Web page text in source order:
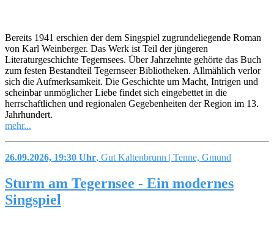
Bereits 1941 erschien der dem Singspiel zugrundeliegende Roman
von Karl Weinberger. Das Werk ist Teil der jüngeren
Literaturgeschichte Tegernsees. Über Jahrzehnte gehörte das Buch
zum festen Bestandteil Tegernseer Bibliotheken. Allmählich verlor
sich die Aufmerksamkeit. Die Geschichte um Macht, Intrigen und
scheinbar unmöglicher Liebe findet sich eingebettet in die
herrschaftlichen und regionalen Gegebenheiten der Region im 13.
Jahrhundert.
mehr...
26.09.2026, 19:30 Uhr, Gut Kaltenbrunn | Tenne, Gmund
Sturm am Tegernsee - Ein modernes
Singspiel